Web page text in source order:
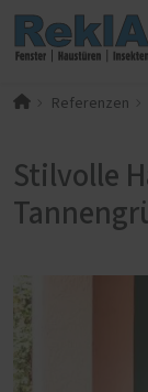
Referenzen
Stilvolle